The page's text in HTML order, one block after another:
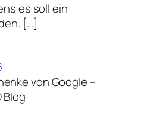
es soll ein
[…]
von Google –
Blog